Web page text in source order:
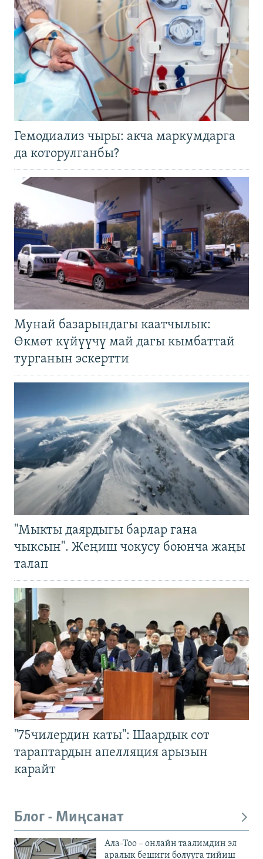
Гемодиализ чыры: акча маркумдарга
да которулганбы?
Мунай базарындагы каатчылык:
Өкмөт күйүүчү май дагы кымбаттай
турганын эскертти
"Мыкты даярдыгы барлар гана
чыксын". Жеңиш чокусу боюнча жаңы
талап
"75чилердин каты": Шаардык сот
тараптардын апелляция арызын
карайт
Блог - Миңсанат
Ала-Тоо – онлайн таалимдин эл
аралык бешиги болууга тийиш